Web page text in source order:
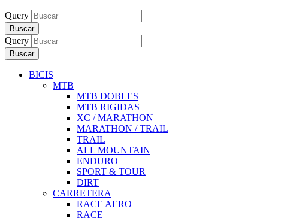
Query
Buscar
Query
Buscar
BICIS
MTB
MTB DOBLES
MTB RIGIDAS
XC / MARATHON
MARATHON / TRAIL
TRAIL
ALL MOUNTAIN
ENDURO
SPORT & TOUR
DIRT
CARRETERA
RACE AERO
RACE